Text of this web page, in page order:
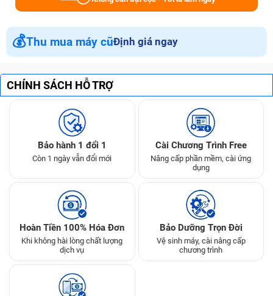
💰Thu mua máy cũĐịnh giá ngay
CHÍNH SÁCH HỖ TRỢ
Bảo hành 1 đổi 1
Còn 1 ngày vẫn đổi mới
Cài Chương Trình Free
Nâng cấp phần mềm, cài ứng
dụng
Hoàn Tiền 100% Hóa Đơn
Khi không hài lòng chất lượng
dịch vụ
Bảo Dưỡng Trọn Đời
Vệ sinh máy, cài nâng cấp
chương trình